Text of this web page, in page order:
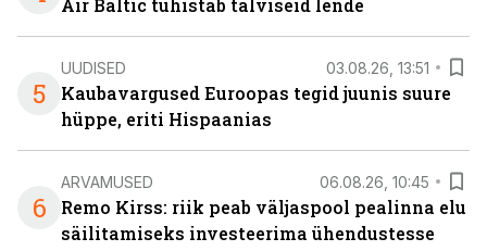
Air Baltic tühistab talviseid lende
5
UUDISED 03.08.26, 13:51
Kaubavargused Euroopas tegid juunis suure
hüppe, eriti Hispaanias
6
ARVAMUSED 06.08.26, 10:45
Remo Kirss: riik peab väljaspool pealinna elu
säilitamiseks investeerima ühendustesse